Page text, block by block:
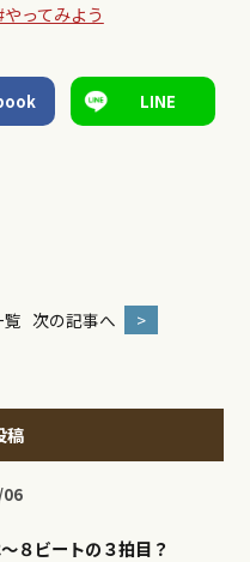
やってみよう
LINE
次の記事へ >
稿
８ビートの３拍目？